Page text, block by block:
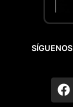
SÍGUENOS